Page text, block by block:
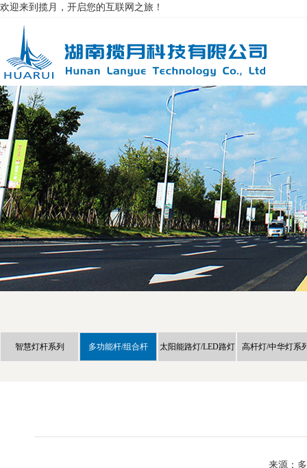
欢迎来到揽月，开启您的互联网之旅！
智慧灯杆系列 多功能杆/组合杆 太阳能路灯/LED路灯 高杆灯/中华灯系
来源：